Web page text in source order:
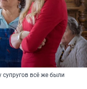
всё же были